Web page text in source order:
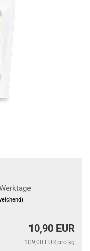
10,90 EUR
109,00 EUR pro kg